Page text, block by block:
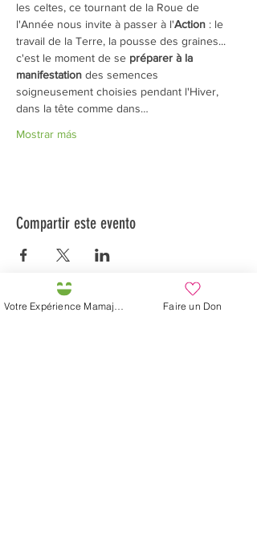
les celtes, ce tournant de la Roue de
l'Année nous invite à passer à l'Action : le
travail de la Terre, la pousse des graines...
c'est le moment de se préparer à la
manifestation des semences
soigneusement choisies pendant l'Hiver,
dans la tête comme dans…
Mostrar más
Compartir este evento
Faire un Don